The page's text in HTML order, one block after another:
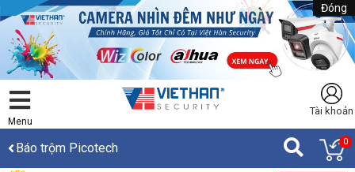
Đóng
Menu
Tài khoản
Báo trộm Picotech 0